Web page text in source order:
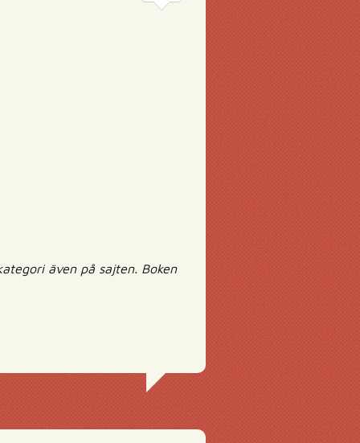
även på sajten. Boken